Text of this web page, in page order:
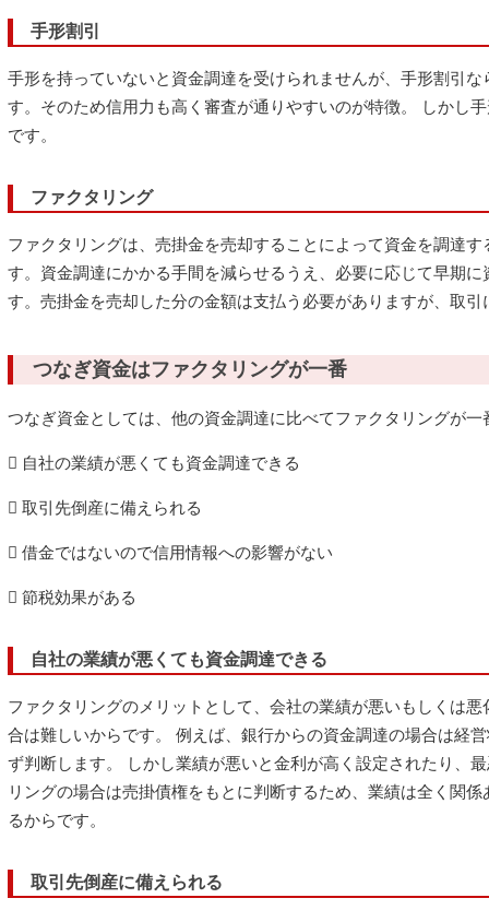
手形割引
手形を持っていないと資金調達を受けられませんが、手形割引
す。そのため信用力も高く審査が通りやすいのが特徴。 しかし
です。
ファクタリング
ファクタリングは、売掛金を売却することによって資金を調達
す。資金調達にかかる手間を減らせるうえ、必要に応じて早期
す。売掛金を売却した分の金額は支払う必要がありますが、取
つなぎ資金はファクタリングが一番
つなぎ資金としては、他の資金調達に比べてファクタリングが
 自社の業績が悪くても資金調達できる
 取引先倒産に備えられる
 借金ではないので信用情報への影響がない
 節税効果がある
自社の業績が悪くても資金調達できる
ファクタリングのメリットとして、会社の業績が悪いもしくは
合は難しいからです。 例えば、銀行からの資金調達の場合は経
ず判断します。 しかし業績が悪いと金利が高く設定されたり、
リングの場合は売掛債権をもとに判断するため、業績は全く関
るからです。
取引先倒産に備えられる